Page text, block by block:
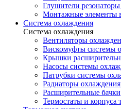
Глушители
Монтажные элементы
Система охлаждения
Система охлаждения
Вентиляторы
Вискомуфты системы
Крышки
Насосы системы
Патрубки системы
Радиаторы охлаждения
Расширительные бачки
Термостаты и корпуса